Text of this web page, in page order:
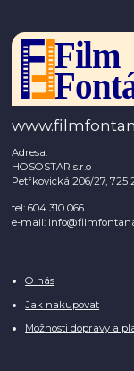
Adresa:
HOSOSTAR s.r.o
Petřkovická 206/27, 725
tel: 604 310 066
e-mail:
O nás
Jak nakupovat
Možnosti dopravy a